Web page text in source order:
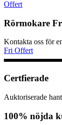
Offert
Rörmokare
Kontakta oss för
Fri Offert
Certfierade
Auktoriserade
100% nöjda